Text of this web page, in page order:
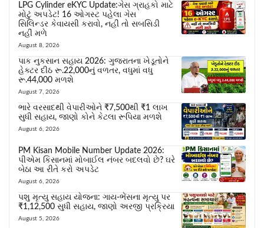
LPG Cylinder eKYC Update:ગેસ ગ્રાહકો માટે
મોટું અપડેટ! 16 ઓગસ્ટ પહેલા ગેસ
સિલિન્ડર કેવાયસી કરાવો, નહીં તો સબસિડી
નહીં મળે
August 8, 2026
પાક નુકસાન સહાય 2026: ગુજરાતના ખેડૂતોને
હેક્ટર દીઠ રૂ.22,000નું વળતર, વધુમાં વધુ
રૂ.44,000 મળશે
August 7, 2026
ભારે વરસાદથી વેપારીઓને ₹7,500થી ₹1 લાખ
સુધી સહાય, જાણો કોને કેટલા રૂપિયા મળશે
August 6, 2026
PM Kisan Mobile Number Update 2026:
પીએમ કિસાનમાં મોબાઈલ નંબર બદલવો છે? ઘરે
બેઠા આ રીતે કરો અપડેટ
August 6, 2026
પશુ મૃત્યુ સહાય યોજના: ગાય-ભેંસના મૃત્યુ પર
₹1,12,500 સુધી સહાય, જાણો અરજી પ્રક્રિયા
August 5, 2026